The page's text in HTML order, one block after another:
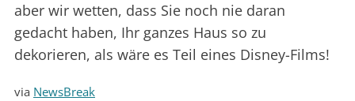
aber wir wetten, dass Sie noch nie daran
gedacht haben, Ihr ganzes Haus so zu
dekorieren, als wäre es Teil eines Disney-Films!
via NewsBreak